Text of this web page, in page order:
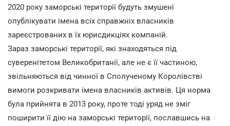
2020 року заморські території будуть змушені
опублікувати імена всіх справжніх власників
зареєстрованих в їх юрисдикціях компаній.
Зараз заморські території, які знаходяться під
суверенітетом Великобританії, але не є її частиною,
звільняються від чинної в Сполученому Королівстві
вимоги розкривати імена власників активів. Ця норма
була прийнята в 2013 року, проте тоді уряд не зміг
поширити її дію на заморські території, пославшись на